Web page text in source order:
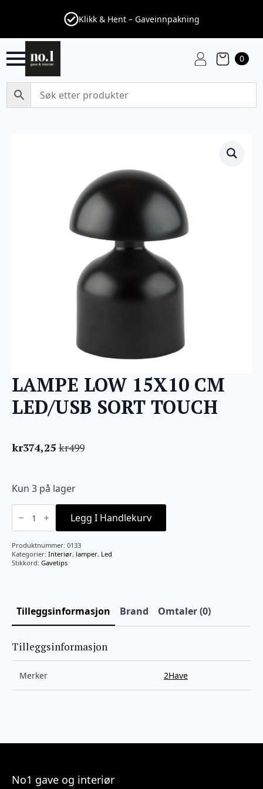
Klikk & Hent – Gaveinnpakning
0
LAMPE LOW 15X10 CM
LED/USB SORT TOUCH
kr499
Opprinnelig
kr499.
kr374,25
Nåværende
kr374,25.
Kun 3 på lager
LAMPE
LOW
15X10
CM
LED/USB
SORT
TOUCH
antall
Legg I Handlekurv
Produktnummer: 0133
Kategorier: Interiør, lamper, Led
Stikkord: Gavetips
Tilleggsinformasjon Brand Omtaler (0)
Tilleggsinformasjon
Merker 2Have
No1 gave og interiør